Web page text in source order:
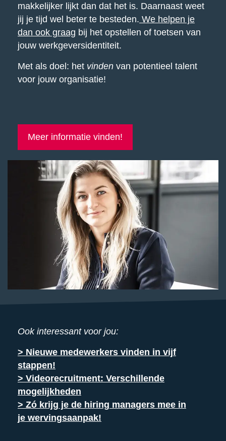
makkelijker lijkt dan dat het is. Daarnaast weet
jij je tijd wel beter te besteden. We helpen je
dan ook graag bij het opstellen of toetsen van
jouw werkgeversidentiteit.
Met als doel: het vinden van potentieel talent
voor jouw organisatie!
Meer informatie vinden!
Ook interessant voor jou:
> Nieuwe medewerkers vinden in vijf
stappen!
> Videorecruitment: Verschillende
mogelijkheden
> Zó krijg je de hiring managers mee in
je wervingsaanpak!